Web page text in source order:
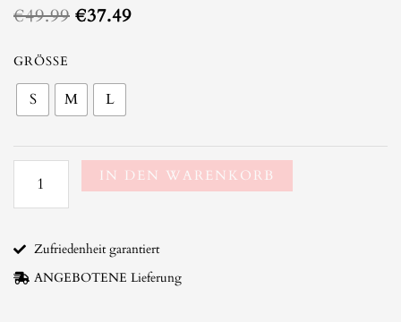
€49.99 Ursprünglicher
€49.99
€37.49Aktueller
GRÖSSE
S M L
Langes
Boho-
Kleid
Rosa
Menge
IN DEN WARENKORB
Zufriedenheit garantiert
ANGEBOTENE Lieferung